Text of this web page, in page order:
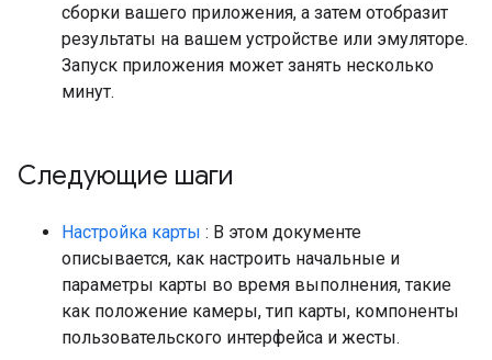
сборки вашего приложения, а затем отобразит
результаты на вашем устройстве или эмуляторе.
Запуск приложения может занять несколько
минут.
Следующие шаги
Настройка карты : В этом документе
описывается, как настроить начальные и
параметры карты во время выполнения, такие
как положение камеры, тип карты, компоненты
пользовательского интерфейса и жесты.